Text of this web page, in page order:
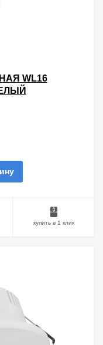
WL16
купить в 1 клик